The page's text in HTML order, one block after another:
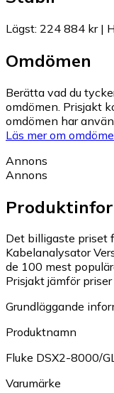
Lägst: 224 884 kr|
Omdömen
Berätta vad du
omdömen. Prisjakt
omdömen har
Läs mer om
Annons
Annons
Det billigaste priset
Kabelanalysator
de 100 mest
Prisjakt jämför
Grundläggande
Produktnamn
Fluke DSX2-8000/
Varumärke